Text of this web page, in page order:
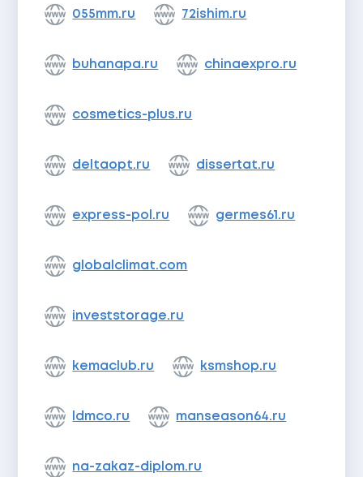
055mm.ru 72ishim.ru
buhanapa.ru chinaexpro.ru
cosmetics-plus.ru
deltaopt.ru dissertat.ru
express-pol.ru germes61.ru
globalclimat.com
investstorage.ru
kemaclub.ru ksmshop.ru
ldmco.ru manseason64.ru
na-zakaz-diplom.ru